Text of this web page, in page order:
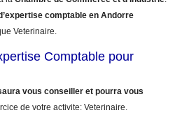
comptable en Andorre
Veterinaire.
Comptable pour
vous conseiller et pourra vous
de votre activite: Veterinaire.